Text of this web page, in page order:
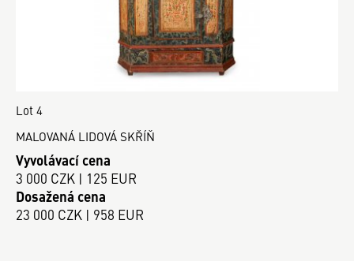
Lot 4
MALOVANÁ LIDOVÁ SKŘÍŇ
Vyvolávací cena
3 000 CZK | 125 EUR
Dosažená cena
23 000 CZK | 958 EUR